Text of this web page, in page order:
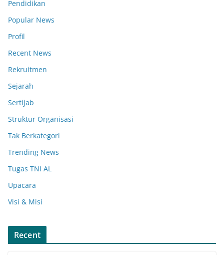
Pendidikan
Popular News
Profil
Recent News
Rekruitmen
Sejarah
Sertijab
Struktur Organisasi
Tak Berkategori
Trending News
Tugas TNI AL
Upacara
Visi & Misi
Recent